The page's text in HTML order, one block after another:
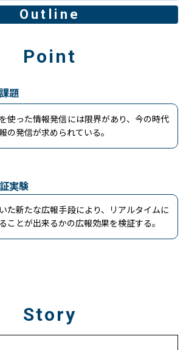
Outline
Point
題
使った情報発信には限界があり、今の時代
の発信が求められている。
実験
た新たな広報手段により、リアルタイムに
ことが出来るかの広報効果を検証する。
Story